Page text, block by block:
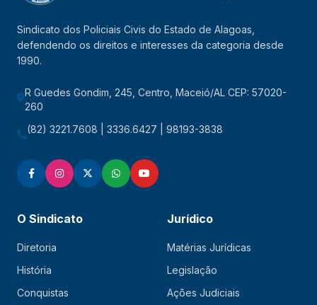
Sindicato dos Policiais Civis do Estado de Alagoas,
defendendo os direitos e interesses da categoria desde
1990.
R Guedes Gondim, 245, Centro, Maceió/AL CEP: 57020-
260
(82) 3221.7608 | 3336.6427 | 98193-3838
O Sindicato
Diretoria
História
Conquistas
Jurídico
Matérias Jurídicas
Legislação
Ações Judiciais